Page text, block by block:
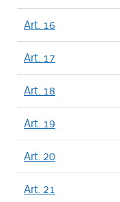
Art. 16
Art. 17
Art. 18
Art. 19
Art. 20
Art. 21